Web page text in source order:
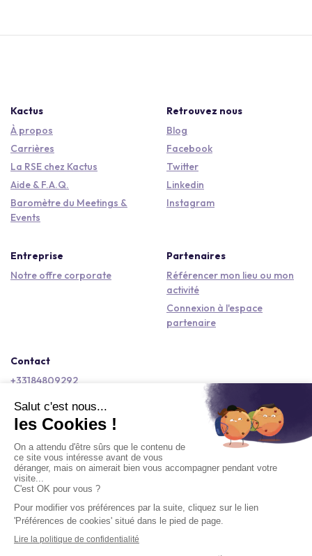
Kactus
À propos
Carrières
La RSE chez Kactus
Aide & F.A.Q.
Baromètre du Meetings &
Events
Retrouvez nous
Blog
Facebook
Twitter
Linkedin
Instagram
Entreprise
Notre offre corporate
Partenaires
Référencer mon lieu ou mon
activité
Connexion à l'espace
partenaire
Contact
+33184809292
Copyright © 2026 Kactus Tous droits réservés
Conditions générales d'utilisation
Mentions légales
Signaler un contenu